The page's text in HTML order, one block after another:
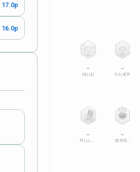
17.0p
16.0p
–
GULD
–
SILVER
–
FULLFÖLJT
1
–
SERIELEDARE